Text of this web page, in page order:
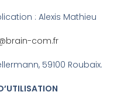
: Alexis Mathieu
com.fr
59100 Roubaix.